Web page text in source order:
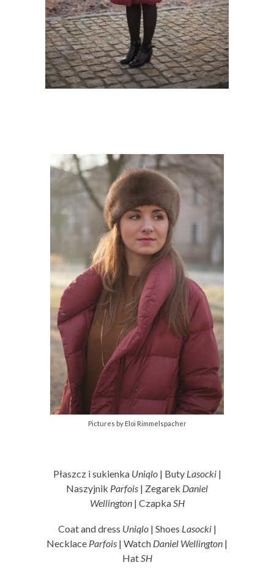
Pictures by Eloi Rimmelspacher
Płaszcz i sukienka Uniqlo| Buty Lasocki|
Naszyjnik Parfois | Zegarek Daniel
Wellington| Czapka SH
Coat and dress Uniqlo| Shoes Lasocki|
Necklace Parfois | Watch Daniel Wellington |
Hat SH